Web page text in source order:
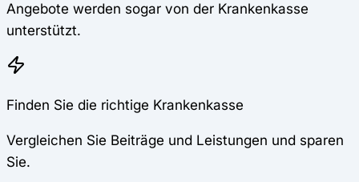
Angebote werden sogar von der Krankenkasse
unterstützt.
Finden Sie die richtige Krankenkasse
Vergleichen Sie Beiträge und Leistungen und sparen
Sie.